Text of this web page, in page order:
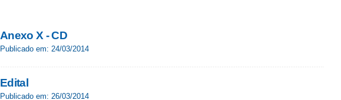
Anexo X - CD
Publicado em: 24/03/2014
Edital
Publicado em: 26/03/2014